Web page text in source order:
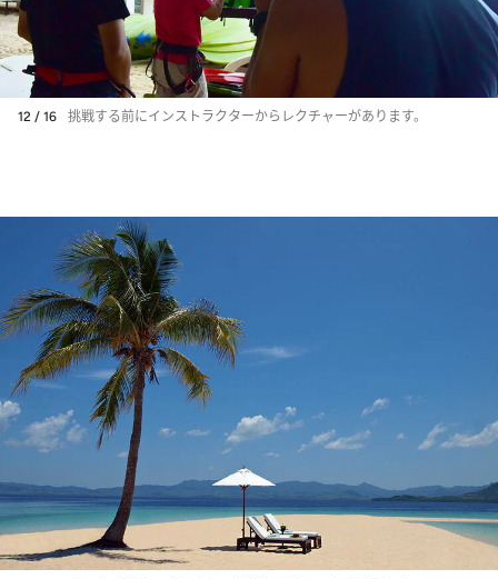
12 / 16 挑戦する前にインストラクターからレクチャーがあります。